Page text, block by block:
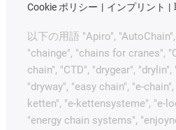
Cookie ポリシー
インプリント
以下の用語 "Apiro",
"chainge", "chains for cranes",
chain", "CTD", "drygear",
"dryway", "easy chain", "e-
ketten", "e-kettensysteme", "e-
"energy chain systems",